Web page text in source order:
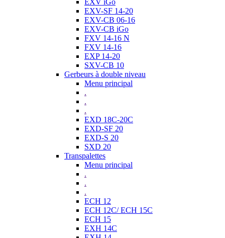
EXV iGo
EXV-SF 14-20
EXV-CB 06-16
EXV-CB iGo
FXV 14-16 N
FXV 14-16
EXP 14-20
SXV-CB 10
Gerbeurs à double niveau
Menu principal
.
.
.
EXD 18C-20C
EXD-SF 20
EXD-S 20
SXD 20
Transpalettes
Menu principal
.
.
.
ECH 12
ECH 12C/ ECH 15C
ECH 15
EXH 14C